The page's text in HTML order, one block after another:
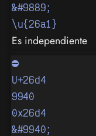
&#9889;
\u{26a1}
Es independiente
⛔
U+26d4
9940
0x26d4
&#9940;